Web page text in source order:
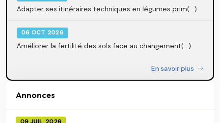
Adapter ses itinéraires techniques en légumes prim(...)
06 OCT. 2026
Améliorer la fertilité des sols face au changement(...)
En savoir plus
Annonces